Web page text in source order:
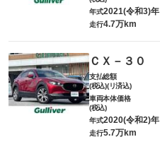
年式2021(令和3)年
走行4.7万km
ＣＸ－３０
支払総額
(税込)(リ済込)
車両本体価格
(税込)
年式2020(令和2)年
走行5.7万km